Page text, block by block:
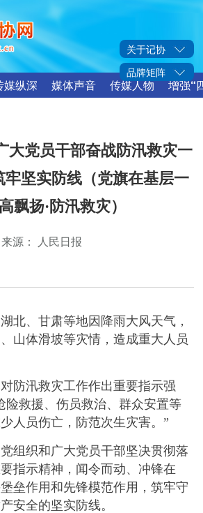
关于记协
品牌矩阵
媒纵深 媒体声音 传媒人物 增强“
大党员干部奋战防汛救灾一
牢坚实防线（党旗在基层一
飘扬·防汛救灾）
来源： 人民日报
、甘肃等地因降雨大风天气，
山体滑坡等灾情，造成重大人员
汛救灾工作作出重要指示强
险救援、伤员救治、群众安置等
人员伤亡，防范次生灾害。”
织和广大党员干部坚决贯彻落
指示精神，闻令而动、冲锋在
垒作用和先锋模范作用，筑牢守
安全的坚实防线。